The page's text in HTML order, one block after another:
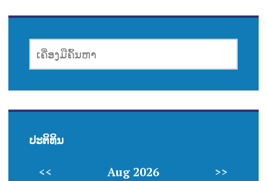
ເຄື່ອງມື
ຄົ້ນຫາ
ປະຕິທິນ
<< Aug 2026 >>